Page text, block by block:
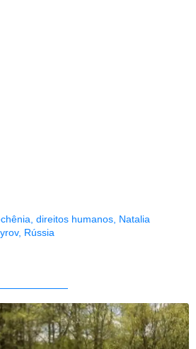
direitos humanos Natalia
, Rússia